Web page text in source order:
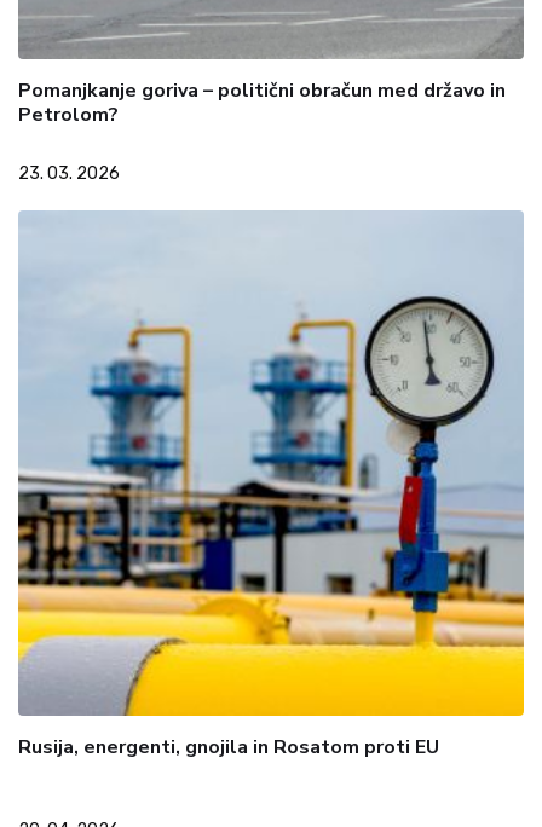
Pomanjkanje goriva – politični obračun med državo in
Petrolom?
23. 03. 2026
Rusija, energenti, gnojila in Rosatom proti EU